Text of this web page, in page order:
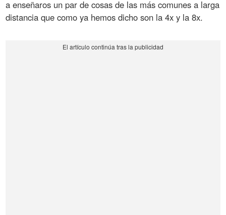
a enseñaros un par de cosas de las más comunes a larga
distancia que como ya hemos dicho son la 4x y la 8x.